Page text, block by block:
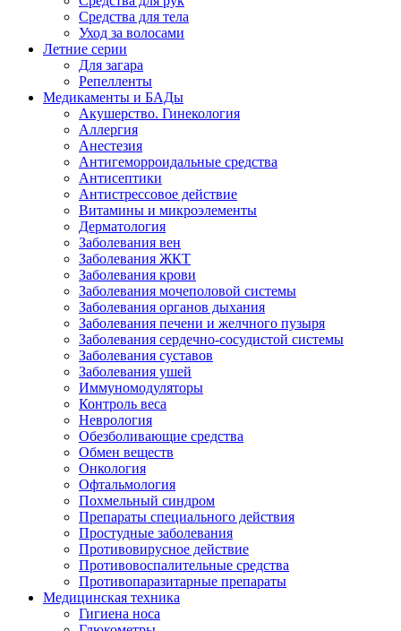
Средства для тела
Уход за волосами
Летние серии
Для загара
Репелленты
Медикаменты и БАДы
Акушерство. Гинекология
Аллергия
Анестезия
Антигеморроидальные средства
Антисептики
Антистрессовое действие
Витамины и микроэлементы
Дерматология
Заболевания вен
Заболевания ЖКТ
Заболевания крови
Заболевания мочеполовой системы
Заболевания органов дыхания
Заболевания печени и желчного пузыря
Заболевания сердечно-сосудистой системы
Заболевания суставов
Заболевания ушей
Иммуномодуляторы
Контроль веса
Неврология
Обезболивающие средства
Обмен веществ
Онкология
Офтальмология
Похмельный синдром
Препараты специального действия
Простудные заболевания
Противовирусное действие
Противовоспалительные средства
Противопаразитарные препараты
Медицинская техника
Гигиена носа